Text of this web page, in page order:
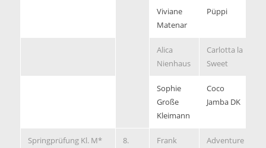
Viviane
Matenar
Püppi
Alica
Nienhaus
Carlotta la
Sweet
Sophie
Große
Kleimann
Coco
Jamba DK
Springprüfung Kl. M*
8.
Frank
Adventure